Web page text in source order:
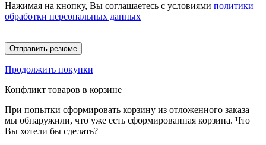
Нажимая на кнопку, Вы соглашаетесь с условиями политики
обработки персональных данных
Отправить резюме
Продолжить покупки
Конфликт товаров в корзине
При попытки сформировать корзину из отложенного заказа
мы обнаружили, что уже есть сформированная корзина. Что
Вы хотели бы сделать?